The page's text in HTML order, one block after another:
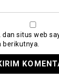
situs web